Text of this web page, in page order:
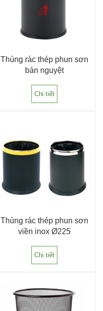
Thùng rác thép phun sơn
bán nguyệt
Chi tiết
Thùng rác thép phun sơn
viền inox Ø225
Chi tiết